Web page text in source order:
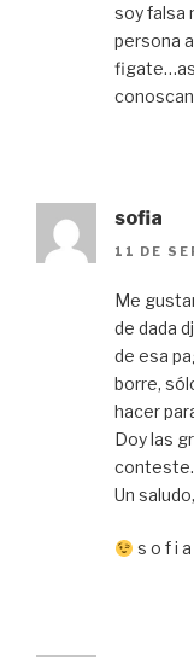
soy falsa
persona
sofia
11 DE
Me
de dada
de esa
borre,
hacer
Doy las
conteste.
Un saludo,
s o f i a